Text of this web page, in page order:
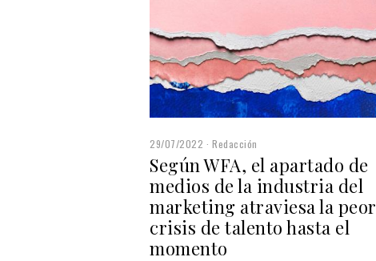
29/07/2022 Redacción
Según WFA, el apartado de
medios de la industria del
marketing atraviesa la peor
crisis de talento hasta el
momento